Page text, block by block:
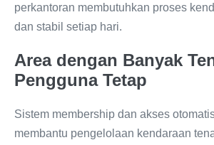
perkantoran membutuhkan proses
dan stabil setiap hari.
Area dengan Banyak
Pengguna Tetap
Sistem membership dan akses
membantu pengelolaan kendaraan